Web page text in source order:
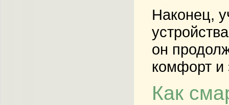
Наконец,
он
комфорт и
Как